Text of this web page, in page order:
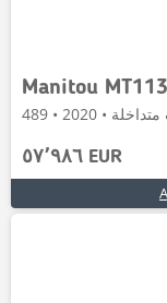
Manitou
٥٧٬٩٨٦ EUR